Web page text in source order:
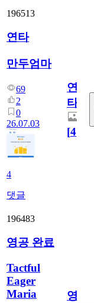
196513
연타
만두엄마
69
2
0
26.07.03
4
댓글
연
타
[4]
196483
영공 완료
Tactful
Eager
Maria
영